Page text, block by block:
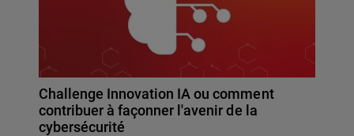
Challenge Innovation IA ou comment
contribuer à façonner l'avenir de la
cybersécurité